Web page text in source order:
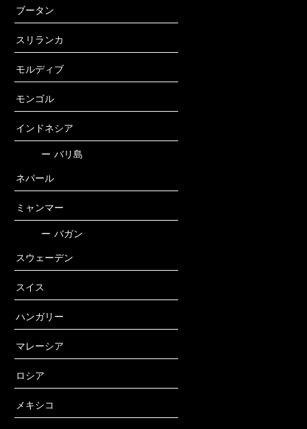
ブータン
スリランカ
モルディブ
モンゴル
インドネシア
ー バリ島
ネパール
ミャンマー
ー バガン
スウェーデン
スイス
ハンガリー
マレーシア
ロシア
メキシコ